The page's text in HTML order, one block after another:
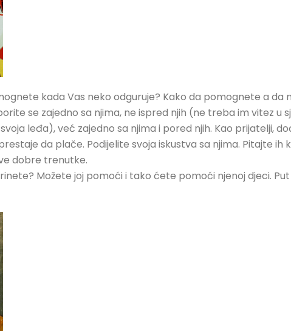
kada Vas neko odguruje? Kako da pomognete a da
se zajedno sa njima, ne ispred njih (ne treba im vitez u
leđa), već zajedno sa njima i pored njih. Kao prijatelji,
da plače. Podijelite svoja iskustva sa njima. Pitajte ih
dobre trenutke.
Možete joj pomoći i tako ćete pomoći njenoj djeci.